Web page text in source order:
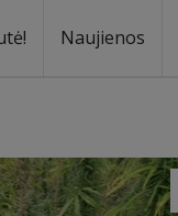
Naujienos